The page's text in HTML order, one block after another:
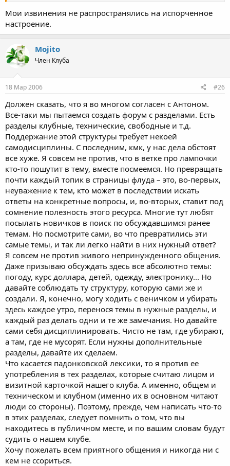
Мои извинения не распространялись на испорченное
настроение.
Mojito
Член Клуба
18 Мар 2006 #26
Должен сказать, что я во многом согласен с Антоном.
Все-таки мы пытаемся создать форум с разделами. Есть
разделы клубные, технические, свободные и т.д.
Поддержание этой структуры требует некоей
самодисциплины. С последним, кмк, у нас дела обстоят
все хуже. Я совсем не против, что в ветке про лампочки
кто-то пошутит в тему, вместе посмеемся. Но превращать
почти каждый топик в страницы флуда – это, во-первых,
неуважение к тем, кто может в последствии искать
ответы на конкретные вопросы, и, во-вторых, ставит под
сомнение полезность этого ресурса. Многие тут любят
посылать новичков в поиск по обсуждавшимся ранее
темам. Но посмотрите сами, во что превратились эти
самые темы, и так ли легко найти в них нужный ответ?
Я совсем не против живого непринужденного общения.
Даже призываю обсуждать здесь все абсолютно темы:
погоду, курс доллара, детей, одежду, электронику... Но
давайте соблюдать ту структуру, которую сами же и
создали. Я, конечно, могу ходить с веничком и убирать
здесь каждое утро, перенося темы в нужные разделы, и
каждый раз делать одни и те же замечания. Но давайте
сами себя дисциплинировать. Чисто не там, где убирают,
а там, где не мусорят. Если нужны дополнительные
разделы, давайте их сделаем.
Что касается падонковской лексики, то я против ее
употребления в тех разделах, которые считаю лицом и
визитной карточкой нашего клуба. А именно, общем и
техническом и клубном (именно их в основном читают
люди со стороны). Поэтому, прежде, чем написать что-то
в этих разделах, следует помнить о том, что вы
находитесь в публичном месте, и по вашим словам будут
судить о нашем клубе.
Хочу пожелать всем приятного общения и никогда ни с
кем не ссориться.